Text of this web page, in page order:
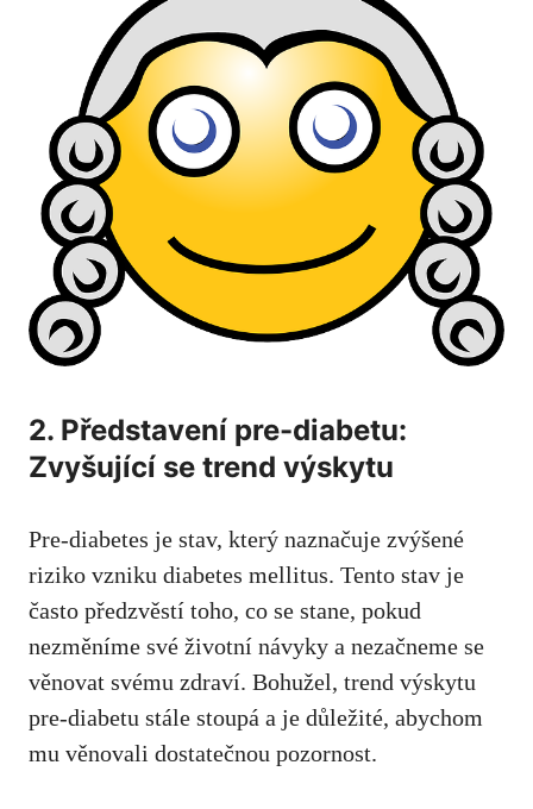
2. Představení pre-diabetu:
Zvyšující‌ se trend ⁢výskytu
Pre-diabetes je stav, který naznačuje ‍zvýšené
riziko ‍vzniku diabetes mellitus. Tento stav je
často předzvěstí toho, co se ‌stane, ‍pokud
nezměníme ‍své životní návyky a nezačneme ‌se
věnovat ​svému zdraví. Bohužel, trend‌ výskytu
⁤pre-diabetu stále stoupá ⁣a je ⁤důležité, abychom
mu⁤ věnovali ​dostatečnou​ pozornost.